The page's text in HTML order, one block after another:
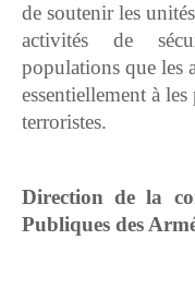
de soutenir les
activités de
populations que les
essentiellement à
terroristes.
Direction de la
Publiques des